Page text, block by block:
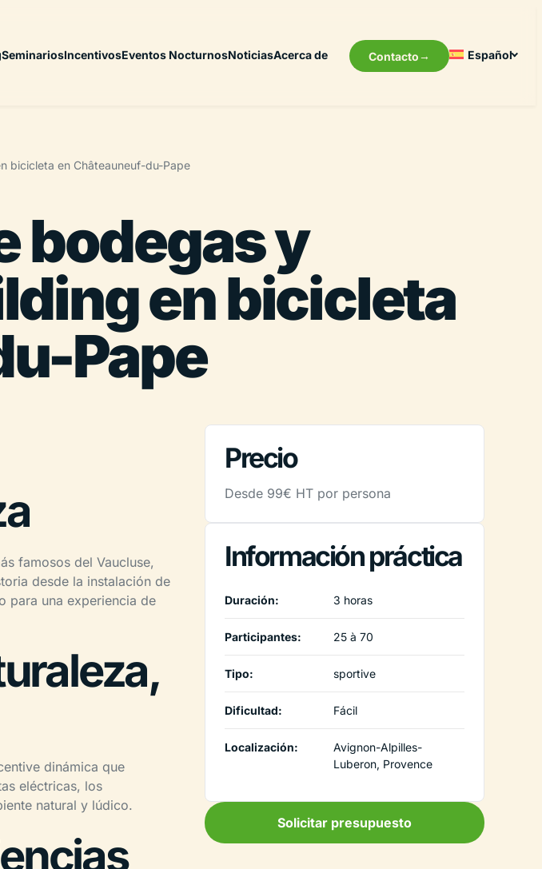
SeminariosIncentivosEventos NocturnosNoticiasAcerca de Contacto Español
bicicleta en Châteauneuf-du-Pape
bodegas y
en bicicleta
Pape
famosos del Vaucluse,
desde la instalación de
para una experiencia de
dinámica que
eléctricas, los
natural y lúdico.
Precio
Desde 99€ HT por persona
Información práctica
Duración: 3 horas
Participantes: 25 à 70
Tipo: sportive
Dificultad: Fácil
Localización:
Avignon-Alpilles-
Luberon, Provence
Solicitar presupuesto